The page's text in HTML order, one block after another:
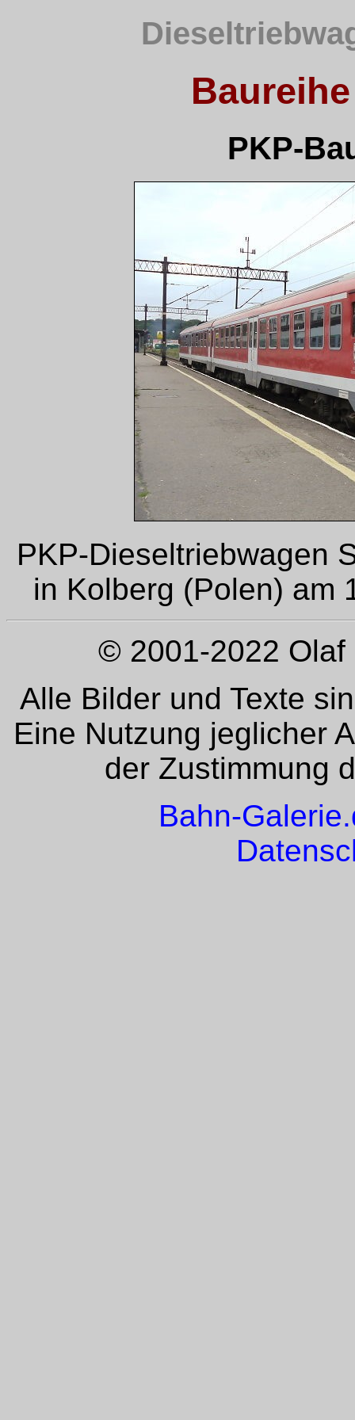
PKP-
PKP-Dieseltriebwagen
in Kolberg (Polen) am
© 2001-2022 Olaf
Alle Bilder und Texte
Eine Nutzung jeglicher
der Zustimmung
Bahn-